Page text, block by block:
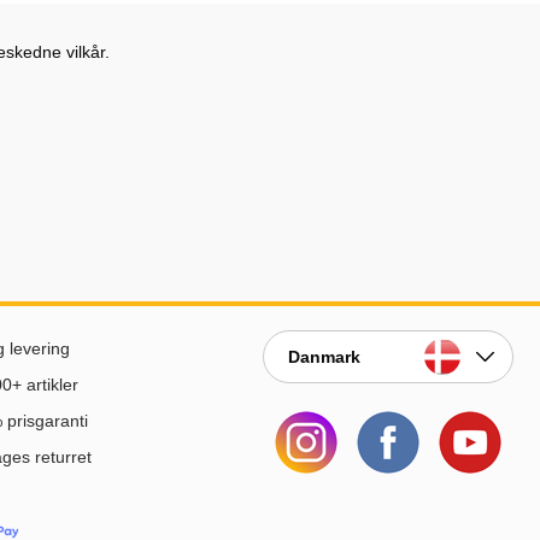
vilkår.
levering
artikler
prisgaranti
returret
Danmark